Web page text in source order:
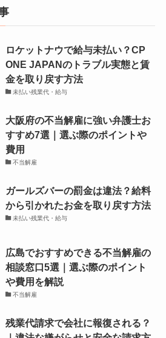
ロケットナウで給与未払い？CP
ONE JAPANのトラブル実態と賃
金を取り戻す方法
未払い残業代・給与
大阪府の不当解雇に強い弁護士お
すすめ7選｜選ぶ際のポイントや
費用
不当解雇
ガールズバーの罰金は違法？給料
から引かれたお金を取り戻す方法
未払い残業代・給与
広島でおすすめできる不当解雇の
相談窓口5選｜選ぶ際のポイント
や費用を解説
不当解雇
残業代請求で会社に報復される？